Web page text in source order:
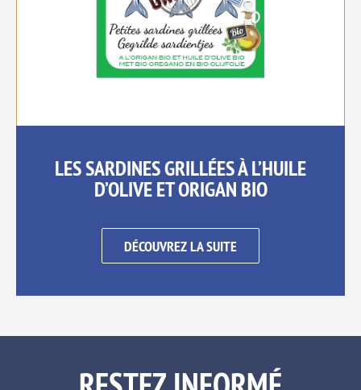
LES SARDINES GRILLÉES À L’HUILE
D’OLIVE ET ORIGAN BIO
DÉCOUVREZ LA SUITE